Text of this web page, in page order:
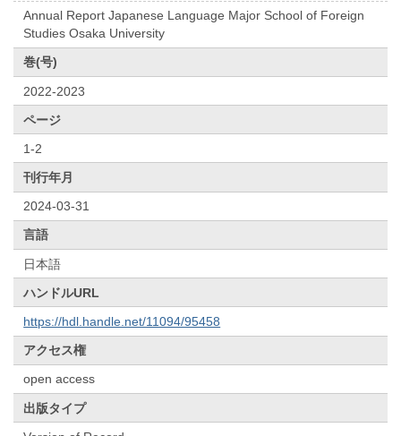
Annual Report Japanese Language Major School of Foreign
Studies Osaka University
巻(号)
2022-2023
ページ
1-2
刊行年月
2024-03-31
言語
日本語
ハンドルURL
https://hdl.handle.net/11094/95458
アクセス権
open access
出版タイプ